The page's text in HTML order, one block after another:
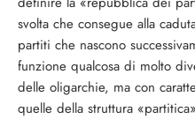
svolta che consegue alla
partiti che nascono
funzione qualcosa di molto
delle oligarchie, ma con
quelle della struttura